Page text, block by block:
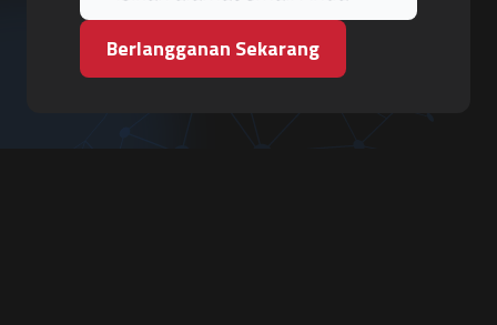
Berlangganan Sekarang